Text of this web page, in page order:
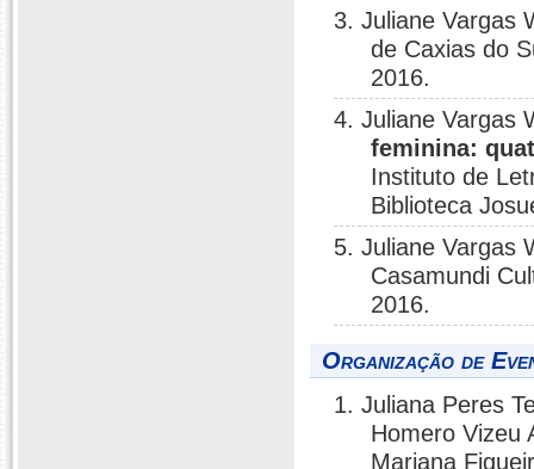
3. Juliane Vargas
de Caxias do
2016.
4. Juliane Vargas
feminina:
Instituto de
Biblioteca
5. Juliane Vargas
Casamundi
2016.
Organização de
1. Juliana Peres
Homero Vizeu
Mariana